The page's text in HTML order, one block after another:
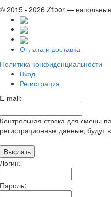
© 2015 - 2026 Zfloor —
Оплата и доставка
Политика конфиденциальности
Вход
Регистрация
E-mail:
Контрольная строка для смены
регистрационные данные, будут
Логин:
Пароль: